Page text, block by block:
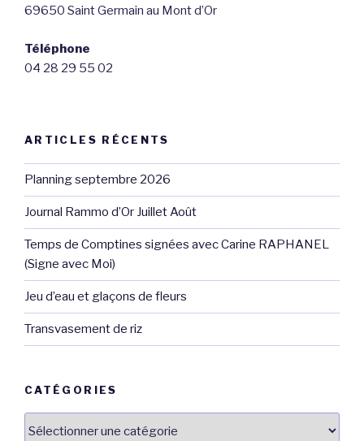
69650 Saint Germain au Mont d’Or
Téléphone
04 28 29 55 02
ARTICLES RÉCENTS
Planning septembre 2026
Journal Rammo d’Or Juillet Août
Temps de Comptines signées avec Carine RAPHANEL
(Signe avec Moi)
Jeu d’eau et glaçons de fleurs
Transvasement de riz
CATÉGORIES